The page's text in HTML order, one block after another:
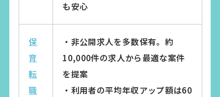
も安心
保
育
転
職
・非公開求人を多数保有。約
10,000件の求人から最適な案件
を提案
・利用者の平均年収アップ額は60